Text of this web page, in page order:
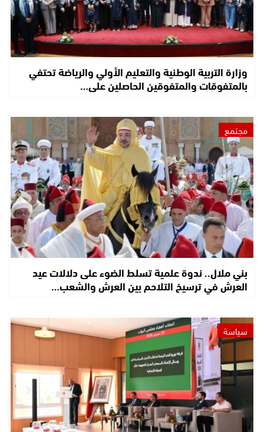
وزارة التربية الوطنية والتعليم الأولي والرياضة تحتفي
بالمتفوقات والمتفوقين الحاصلين على…
مجتمع
بني ملال.. ندوة علمية تسلط الضوء على دلالات عيد
العرش في ترسيخ التلاحم بين العرش والشعب…
سياسة